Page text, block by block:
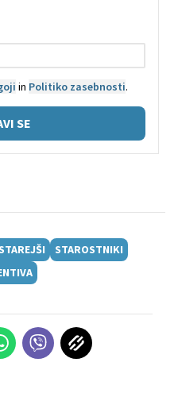
in Politiko zasebnosti.
SE
STAROSTNIKI